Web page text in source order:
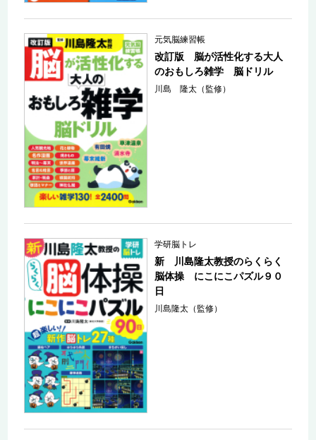
元気脳練習帳
改訂版 脳が活性化する大人
のおもしろ雑学 脳ドリル
川島 隆太（監修）
学研脳トレ
新 川島隆太教授のらくらく
脳体操 にこにこパズル９０
日
川島隆太（監修）